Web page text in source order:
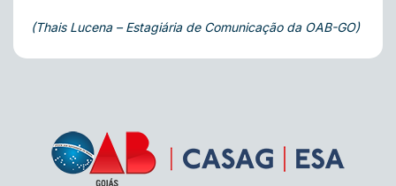
(Thais Lucena – Estagiária de Comunicação da OAB-GO)